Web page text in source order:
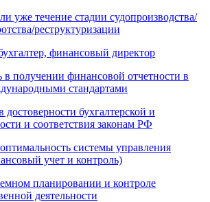
уже течение стадии судопроизводства/
реструктуризации
финансовый директор
в получении финансовой отчетности в
стандартами
достоверности бухгалтерской и
и соответствия законам РФ
системы управления
учет и контроль)
планировании и контроле
деятельности